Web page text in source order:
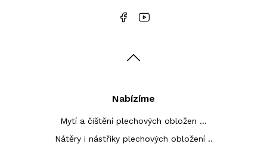
Nabízíme
Mytí a čištění plechových obložen ...
Nátěry i nástřiky plechových obložení ..